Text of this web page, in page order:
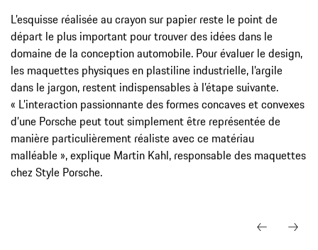
L’esquisse réalisée au crayon sur papier reste le point de
départ le plus important pour trouver des idées dans le
domaine de la conception automobile. Pour évaluer le design,
les maquettes physiques en plastiline industrielle, l’argile
dans le jargon, restent indispensables à l’étape suivante.
« L’interaction passionnante des formes concaves et convexes
d’une Porsche peut tout simplement être représentée de
manière particulièrement réaliste avec ce matériau
malléable », explique Martin Kahl, responsable des maquettes
chez Style Porsche.